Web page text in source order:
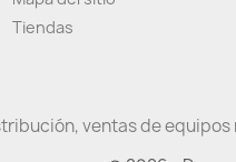
Tiendas
ventas de